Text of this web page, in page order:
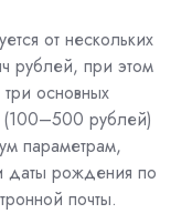
от нескольких
рублей, при этом
основных
(100–500 рублей)
параметрам,
рождения по
почты.